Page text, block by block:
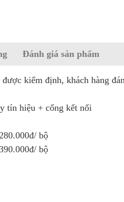
Đánh giá sản phẩm
kiểm định, khách hàng
tín hiệu + cổng kết nối
bộ
bộ